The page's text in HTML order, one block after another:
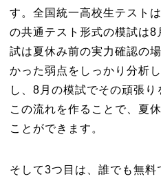
す。全国統一高校生テスト
の共通テスト形式の模試は8
試は夏休み前の実力確認の
かった弱点をしっかり分析
し、8月の模試でその頑張り
この流れを作ることで、夏
ことができます。
そして3つ目は、誰でも無料